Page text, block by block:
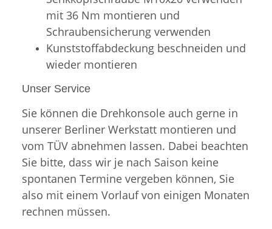
mit 36 Nm montieren und
Schraubensicherung verwenden
Kunststoffabdeckung beschneiden und
wieder montieren
Unser Service
Sie können die Drehkonsole auch gerne in
unserer Berliner Werkstatt montieren und
vom TÜV abnehmen lassen. Dabei beachten
Sie bitte, dass wir je nach Saison keine
spontanen Termine vergeben können, Sie
also mit einem Vorlauf von einigen Monaten
rechnen müssen.